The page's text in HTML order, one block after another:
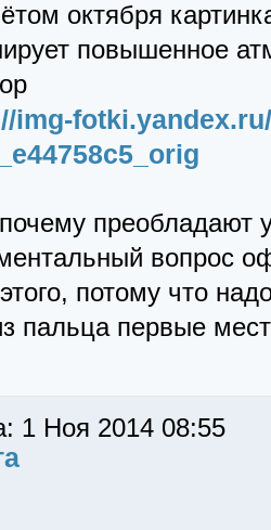
октября
повышенное
img-
преобладают
вопрос
потому что
пальца первые
1 Ноя 2014 08:55